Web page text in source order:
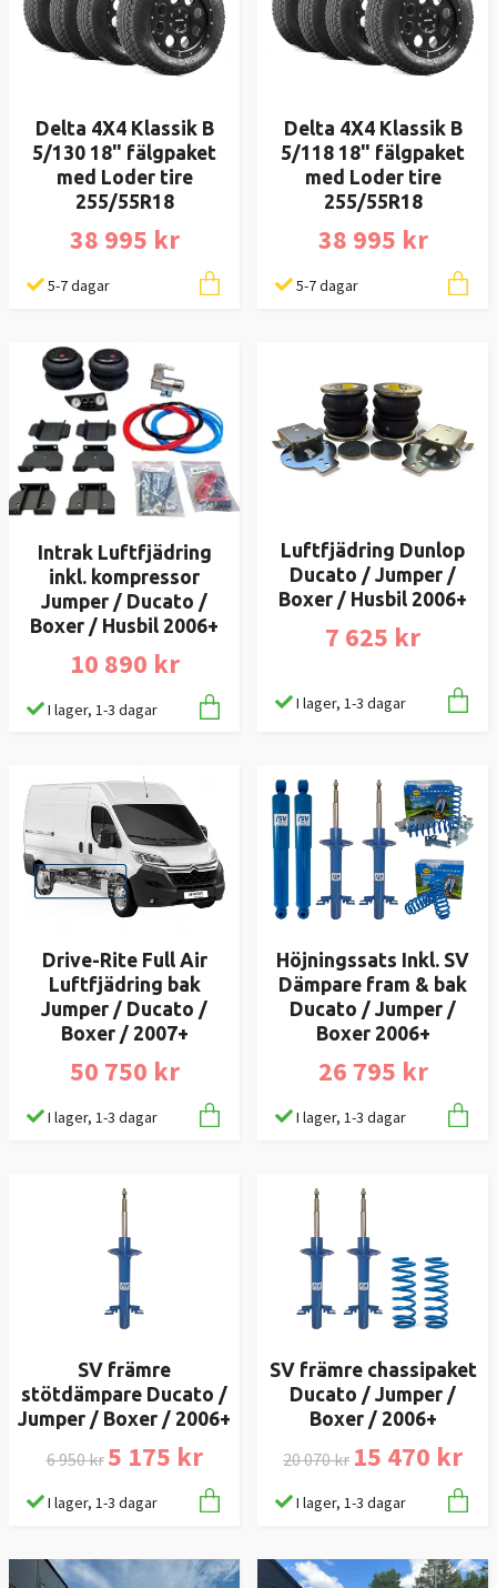
Delta 4X4 Klassik B
5/130 18" fälgpaket
med Loder tire
255/55R18
38 995 kr
5-7 dagar
Delta 4X4 Klassik B
5/118 18" fälgpaket
med Loder tire
255/55R18
38 995 kr
5-7 dagar
Intrak Luftfjädring
inkl. kompressor
Jumper / Ducato /
Boxer / Husbil 2006+
10 890 kr
I lager, 1-3 dagar
Luftfjädring Dunlop
Ducato / Jumper /
Boxer / Husbil 2006+
7 625 kr
I lager, 1-3 dagar
Drive-Rite Full Air
Luftfjädring bak
Jumper / Ducato /
Boxer / 2007+
50 750 kr
I lager, 1-3 dagar
Höjningssats Inkl. SV
Dämpare fram & bak
Ducato / Jumper /
Boxer 2006+
26 795 kr
I lager, 1-3 dagar
SV främre
stötdämpare Ducato /
Jumper / Boxer / 2006+
6 950 kr 5 175 kr
I lager, 1-3 dagar
SV främre chassipaket
Ducato / Jumper /
Boxer / 2006+
20 070 kr 15 470 kr
I lager, 1-3 dagar